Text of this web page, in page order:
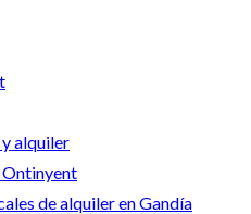
alquiler
Ontinyent
de alquiler en Gandía